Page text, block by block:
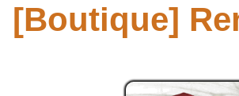
[Boutique]